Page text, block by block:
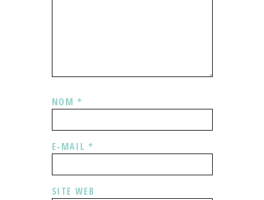
NOM *
E-MAIL *
SITE WEB